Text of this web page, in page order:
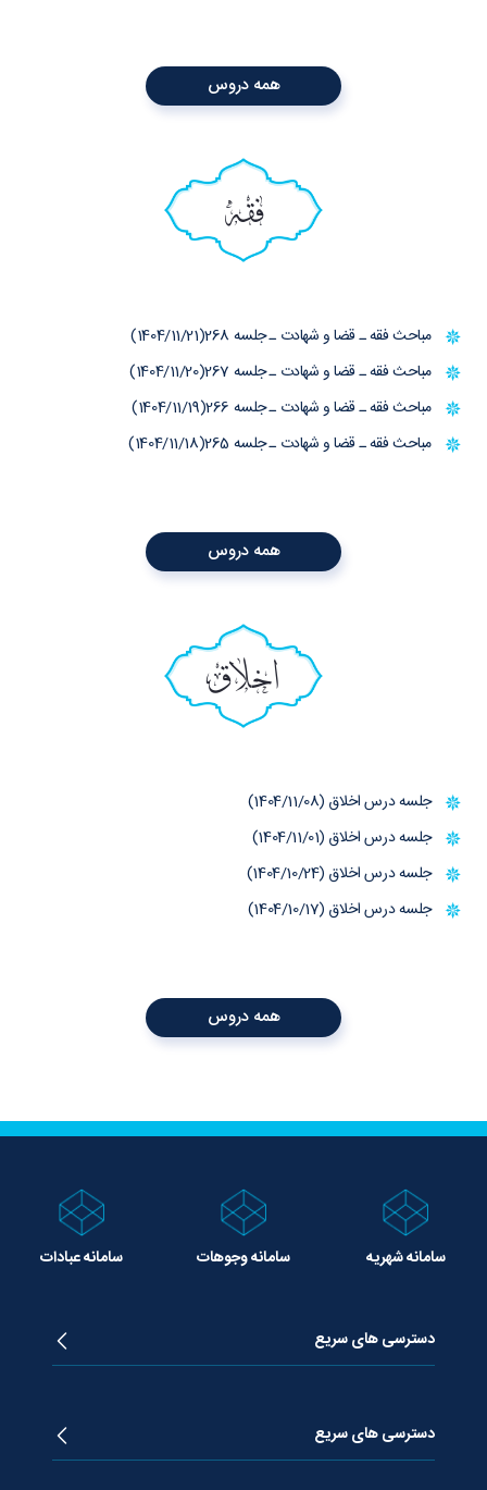
همه دروس
فقه
مباحث فقه ـ قضا و شهادت ـ جلسه 268(1404/11/21)
مباحث فقه ـ قضا و شهادت ـ جلسه 267(1404/11/20)
مباحث فقه ـ قضا و شهادت ـ جلسه 266(1404/11/19)
مباحث فقه ـ قضا و شهادت ـ جلسه 265(1404/11/18)
همه دروس
اخلاق
جلسه درس اخلاق (1404/11/08)
جلسه درس اخلاق (1404/11/01)
جلسه درس اخلاق (1404/10/24)
جلسه درس اخلاق (1404/10/17)
همه دروس
سامانه شهریه سامانه وجوهات سامانه عبادات
دسترسی های سریع
دسترسی های سریع